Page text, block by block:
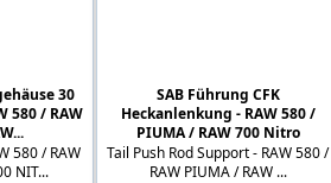
30
580 / RAW
580 / RAW
NIT...
SAB Führung CFK
Heckanlenkung - RAW 580 /
PIUMA / RAW 700 Nitro
Tail Push Rod Support - RAW 580 /
RAW PIUMA / RAW ...